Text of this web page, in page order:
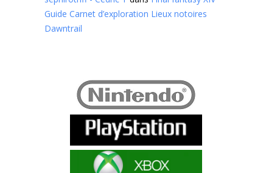
Guide Carnet d’exploration Lieux notoires
Dawntrail